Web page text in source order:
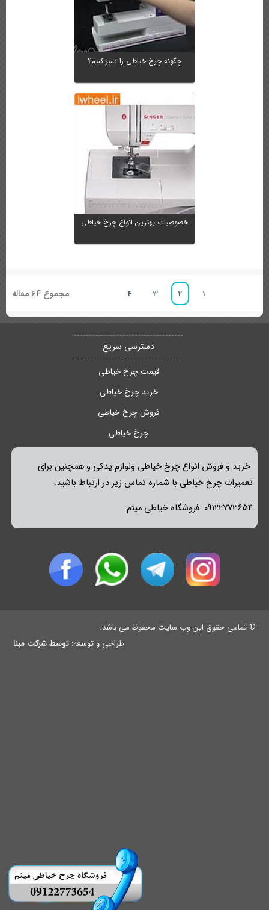
چگونه چرخ خیاطی را تمیز کنیم؟
خصوصیات بهترین انواع چرخ خیاطی
1
2
3
4 مجموع 64 مقاله
دسترسی سریع
قیمت چرخ خیاطی
خرید چرخ خیاطی
فروش چرخ خیاطی
چرخ خیاطی
خرید و فروش انواع چرخ خیاطی ولوازم یدکی و همچنین برای
تعمیرات چرخ خیاطی با شماره تماس زیر در ارتباط باشید:
09122773654 فروشگاه خیاطی میثم
© تمامی حقوق این وب سایت محفوظ می باشد.
طراحی و توسعه: توسط شرکت مبنا